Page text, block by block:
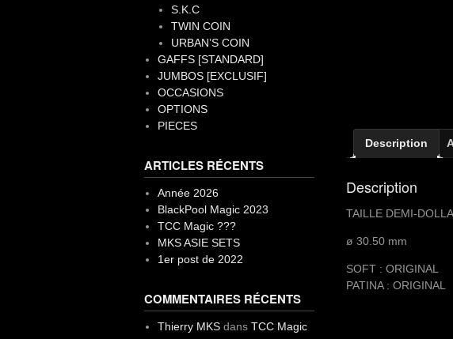
Description
Description
TAILLE DEMI-
ø 30.50 mm
SOFT : ORIGINAL
PATINA : ORIGINAL
S.K.C
TWIN COIN
URBAN’S COIN
GAFFS [STANDARD]
JUMBOS [EXCLUSIF]
OCCASIONS
OPTIONS
PIECES
ARTICLES RÉCENTS
Année 2026
BlackPool Magic 2023
TCC Magic ???
MKS ASIE SETS
1er post de 2022
COMMENTAIRES RÉCENTS
Thierry MKSdans TCC Magic